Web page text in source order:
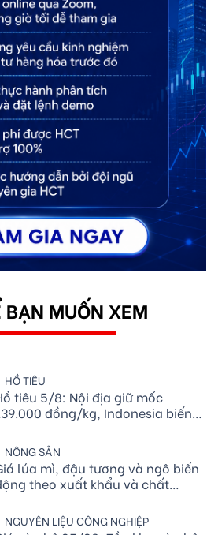
BẠN MUỐN XEM
HỒ TIÊU
tiêu 5/8: Nội địa giữ mốc
đồng/kg, Indonesia biến
NÔNG SẢN
lúa mì, đậu tương và ngô biến
theo xuất khẩu và chất
NGUYÊN LIỆU CÔNG NGHIỆP